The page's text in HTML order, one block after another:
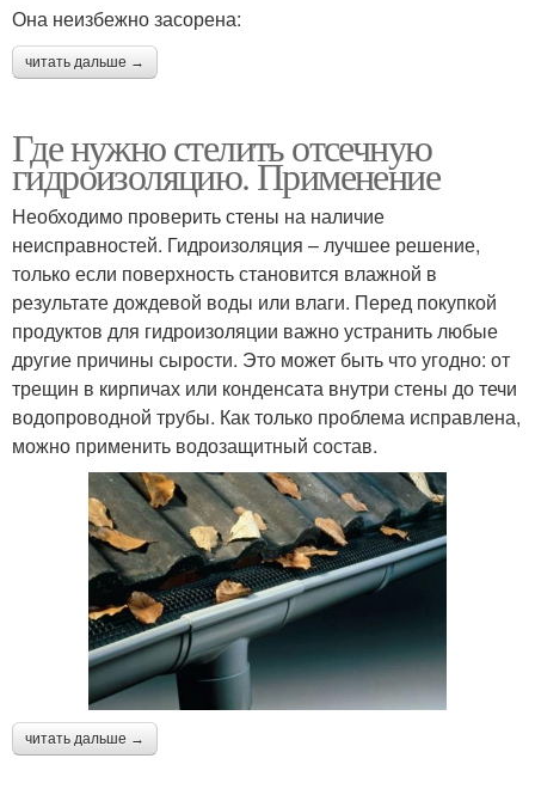
Она неизбежно засорена:
читать дальше →
Где нужно стелить отсечную
гидроизоляцию. Применение
Необходимо проверить стены на наличие
неисправностей. Гидроизоляция – лучшее решение,
только если поверхность становится влажной в
результате дождевой воды или влаги. Перед покупкой
продуктов для гидроизоляции важно устранить любые
другие причины сырости. Это может быть что угодно: от
трещин в кирпичах или конденсата внутри стены до течи
водопроводной трубы. Как только проблема исправлена,
можно применить водозащитный состав.
читать дальше →